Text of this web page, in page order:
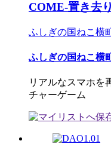
COME-置き去
ふしぎの国ねこ横
ふしぎの国ねこ横
リアルなスマホを
チャーゲーム